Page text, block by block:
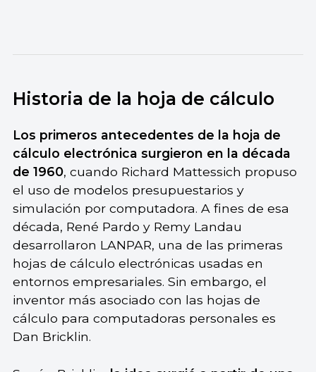
Historia de la hoja de cálculo
Los primeros antecedentes de la hoja de
cálculo electrónica surgieron en la década
de 1960, cuando Richard Mattessich propuso
el uso de modelos presupuestarios y
simulación por computadora. A fines de esa
década, René Pardo y Remy Landau
desarrollaron LANPAR, una de las primeras
hojas de cálculo electrónicas usadas en
entornos empresariales. Sin embargo, el
inventor más asociado con las hojas de
cálculo para computadoras personales es
Dan Bricklin.